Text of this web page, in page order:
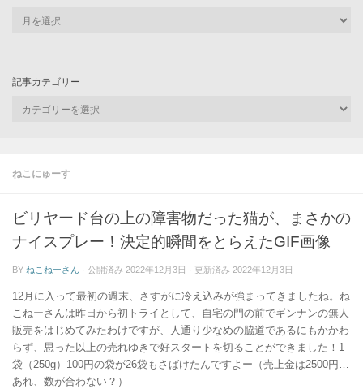
ねこにゅーす
ビリヤード台の上の障害物だった猫が、まさかの
ナイスプレー！決定的瞬間をとらえたGIF画像
BY ねこねーさん · 公開済み 2022年12月3日 · 更新済み 2022年12月3日
12月に入って最初の週末、さすがに冷え込みが強まってきましたね。ね
こねーさんは昨日から初トライとして、自宅の門の前でギンナンの無人
販売をはじめてみたわけですが、人通り少なめの脇道であるにもかかわ
らず、思った以上の売れゆきで好スタートを切ることができました！1
袋（250g）100円の袋が26袋もさばけたんですよー（売上金は2500円…
あれ、数が合わない？）
記事カテゴリー
ゴ